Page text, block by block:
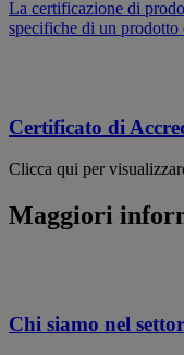
La certificazione di
specifiche di un
Certificato di
Clicca qui per
Maggiori
Chi siamo nel